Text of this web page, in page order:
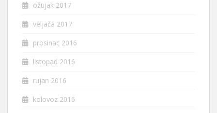
ožujak 2017
veljača 2017
prosinac 2016
listopad 2016
rujan 2016
kolovoz 2016